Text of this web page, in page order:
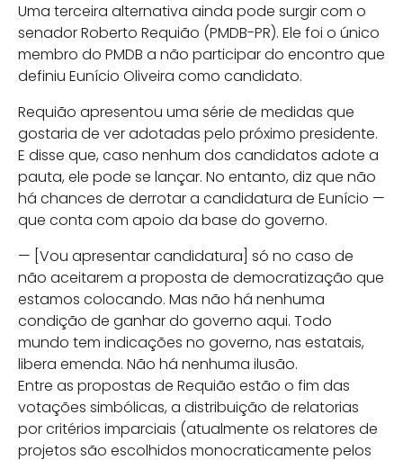
Uma terceira alternativa ainda pode surgir com o
senador Roberto Requião (PMDB-PR). Ele foi o único
membro do PMDB a não participar do encontro que
definiu Eunício Oliveira como candidato.
Requião apresentou uma série de medidas que
gostaria de ver adotadas pelo próximo presidente.
E disse que, caso nenhum dos candidatos adote a
pauta, ele pode se lançar. No entanto, diz que não
há chances de derrotar a candidatura de Eunício —
que conta com apoio da base do governo.
— [Vou apresentar candidatura] só no caso de
não aceitarem a proposta de democratização que
estamos colocando. Mas não há nenhuma
condição de ganhar do governo aqui. Todo
mundo tem indicações no governo, nas estatais,
libera emenda. Não há nenhuma ilusão.
Entre as propostas de Requião estão o fim das
votações simbólicas, a distribuição de relatorias
por critérios imparciais (atualmente os relatores de
projetos são escolhidos monocraticamente pelos